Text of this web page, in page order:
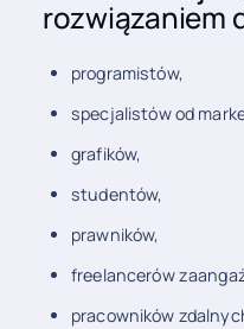
rozwiązaniem
programistów,
specjalistów od
grafików,
studentów,
prawników,
freelancerów
pracowników